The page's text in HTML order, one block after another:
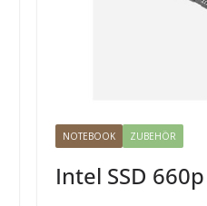
NOTEBOOK ZUBEHÖR
Intel SSD